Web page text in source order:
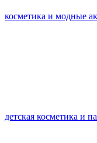
косметика и модные
детская косметика и